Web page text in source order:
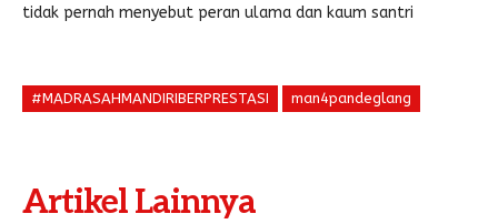
tidak pernah menyebut peran ulama dan kaum santri
#MADRASAHMANDIRIBERPRESTASI man4pandeglang
Artikel Lainnya